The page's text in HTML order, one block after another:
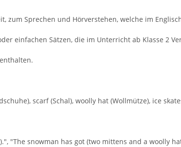
zum Sprechen und Hörverstehen, welche im
einfachen Sätzen, die im Unterricht ab Klasse 2
scarf (Schal), woolly hat (Wollmütze), ice
"The snowman has got (two mittens and a woolly